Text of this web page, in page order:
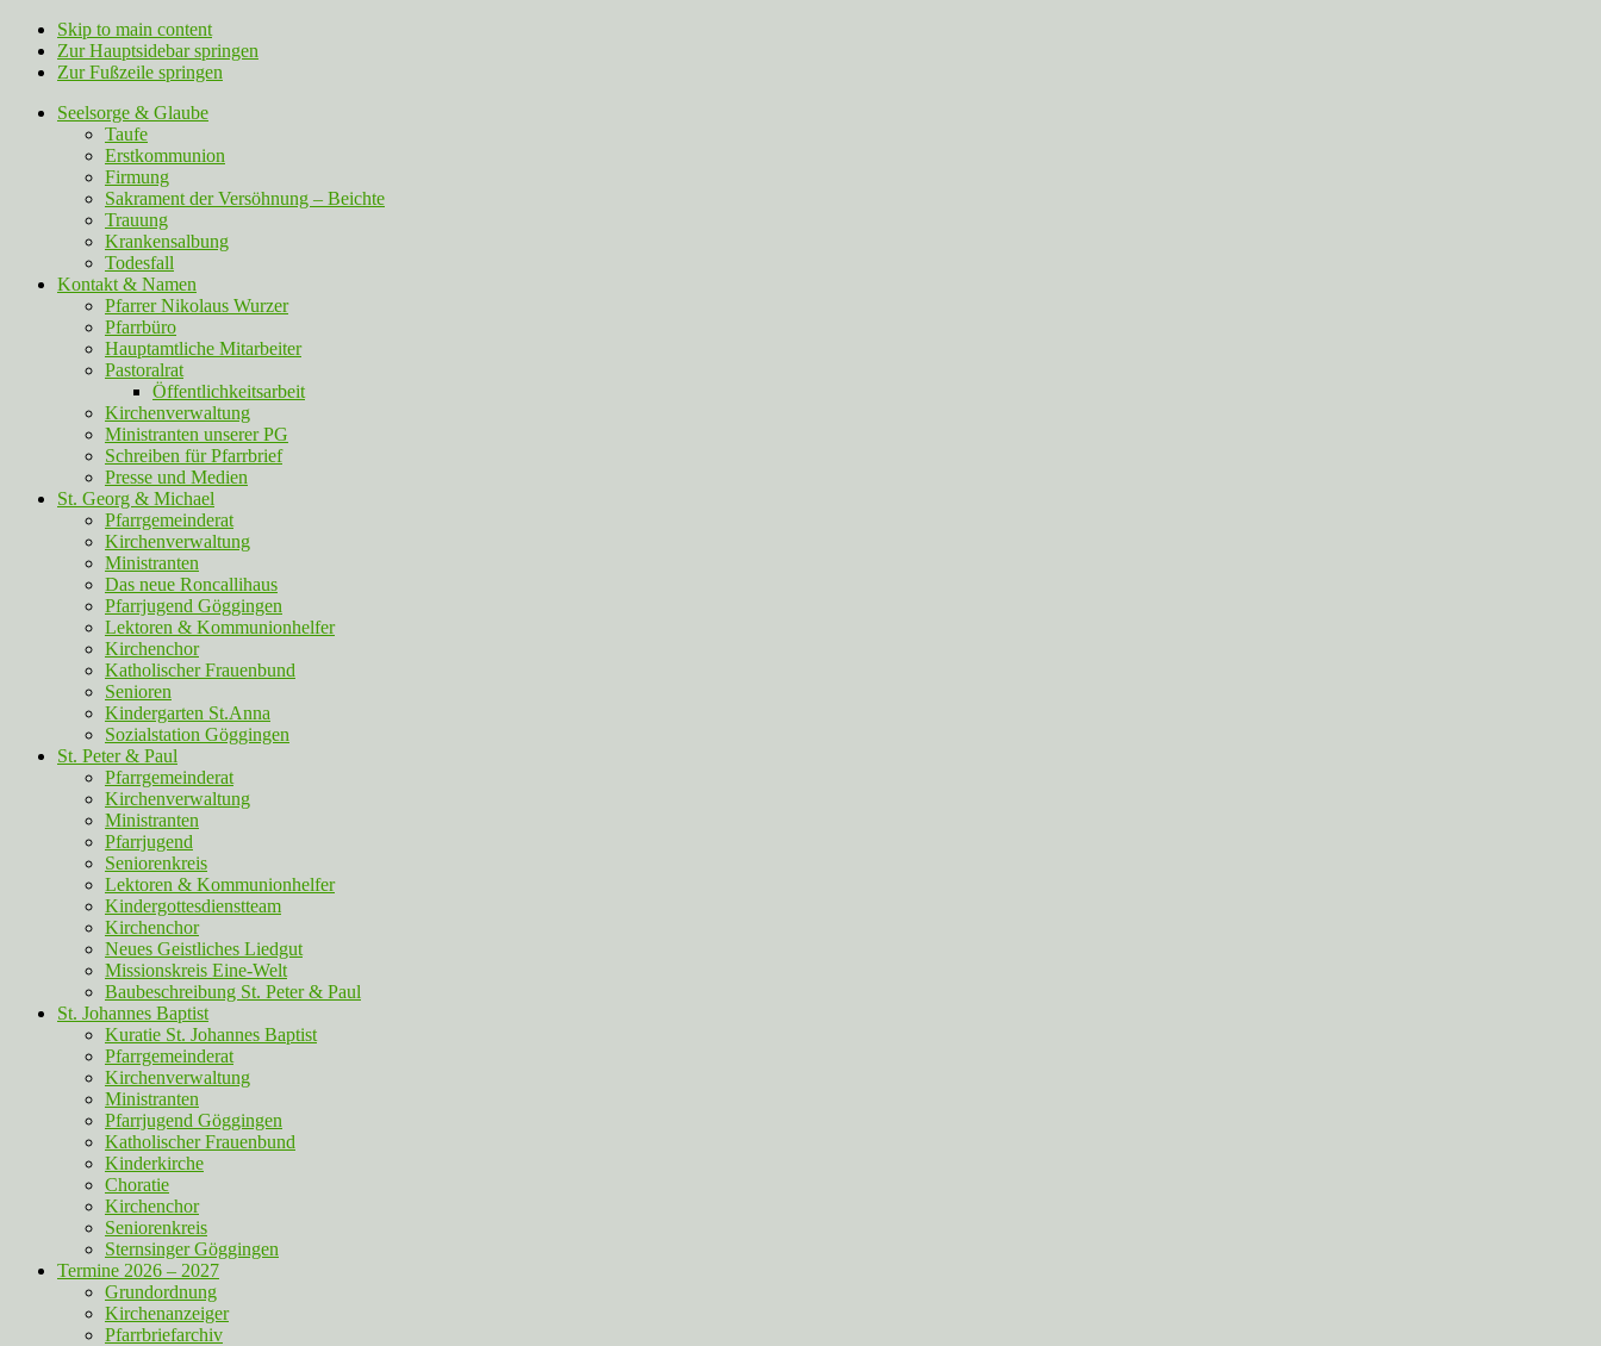
Skip to main content
Zur Hauptsidebar springen
Zur Fußzeile springen
Seelsorge & Glaube
Taufe
Erstkommunion
Firmung
Sakrament der Versöhnung – Beichte
Trauung
Krankensalbung
Todesfall
Kontakt & Namen
Pfarrer Nikolaus Wurzer
Pfarrbüro
Hauptamtliche Mitarbeiter
Pastoralrat
Öffentlichkeitsarbeit
Kirchenverwaltung
Ministranten unserer PG
Schreiben für Pfarrbrief
Presse und Medien
St. Georg & Michael
Pfarrgemeinderat
Kirchenverwaltung
Ministranten
Das neue Roncallihaus
Pfarrjugend Göggingen
Lektoren & Kommunionhelfer
Kirchenchor
Katholischer Frauenbund
Senioren
Kindergarten St.Anna
Sozialstation Göggingen
St. Peter & Paul
Pfarrgemeinderat
Kirchenverwaltung
Ministranten
Pfarrjugend
Seniorenkreis
Lektoren & Kommunionhelfer
Kindergottesdienstteam
Kirchenchor
Neues Geistliches Liedgut
Missionskreis Eine-Welt
Baubeschreibung St. Peter & Paul
St. Johannes Baptist
Kuratie St. Johannes Baptist
Pfarrgemeinderat
Kirchenverwaltung
Ministranten
Pfarrjugend Göggingen
Katholischer Frauenbund
Kinderkirche
Choratie
Kirchenchor
Seniorenkreis
Sternsinger Göggingen
Termine 2026 – 2027
Grundordnung
Kirchenanzeiger
Pfarrbriefarchiv